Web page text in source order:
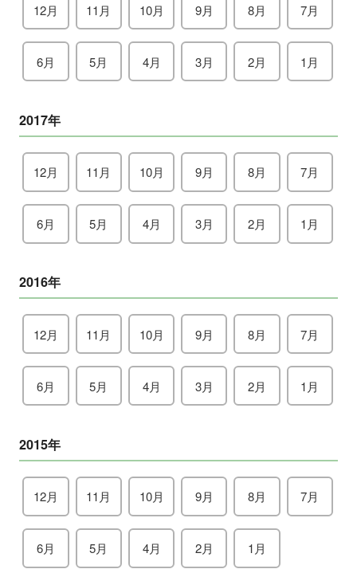
12月 11月 10月 9月 8月 7月
6月 5月 4月 3月 2月 1月
2017年
12月 11月 10月 9月 8月 7月
6月 5月 4月 3月 2月 1月
2016年
12月 11月 10月 9月 8月 7月
6月 5月 4月 3月 2月 1月
2015年
12月 11月 10月 9月 8月 7月
6月 5月 4月 2月 1月